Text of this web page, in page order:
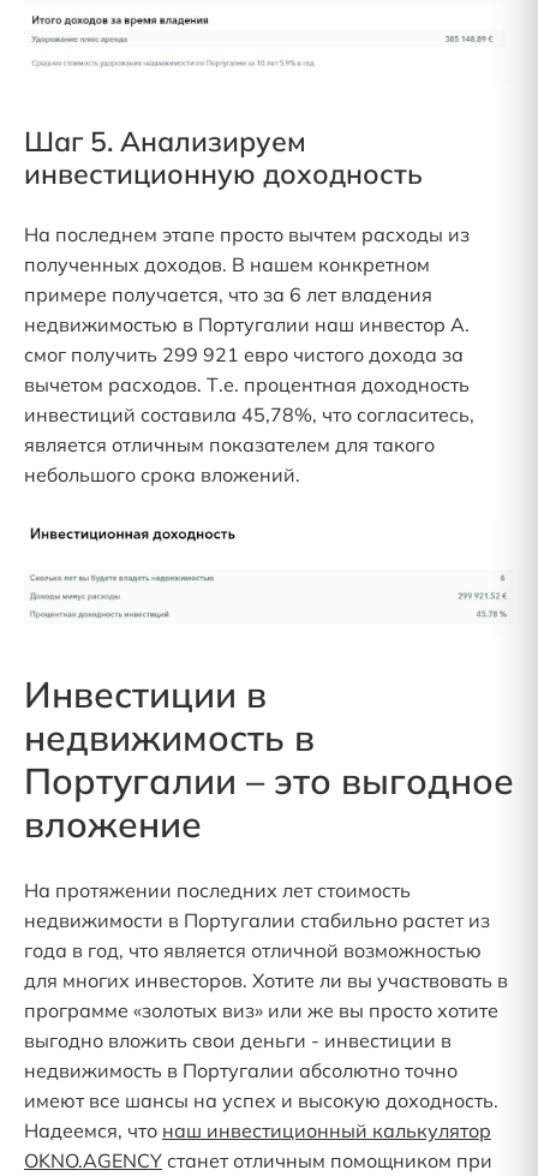
Шаг 5. Анализируем
инвестиционную доходность
На последнем этапе просто вычтем расходы из
полученных доходов. В нашем конкретном
примере получается, что за 6 лет владения
недвижимостью в Португалии наш инвестор А.
смог получить 299 921 евро чистого дохода за
вычетом расходов. Т.е. процентная доходность
инвестиций составила 45,78%, что согласитесь,
является отличным показателем для такого
небольшого срока вложений.
Инвестиции в
недвижимость в
Португалии – это выгодное
вложение
На протяжении последних лет стоимость
недвижимости в Португалии стабильно растет из
года в год, что является отличной возможностью
для многих инвесторов. Хотите ли вы участвовать в
программе «золотых виз» или же вы просто хотите
выгодно вложить свои деньги - инвестиции в
недвижимость в Португалии абсолютно точно
имеют все шансы на успех и высокую доходность.
Надеемся, что наш инвестиционный калькулятор
OKNO.AGENCY станет отличным помощником при